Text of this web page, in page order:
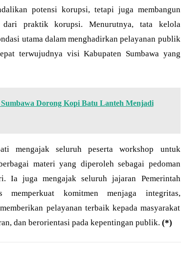
potensi korupsi, tetapi juga membangun
dari praktik korupsi. Menurutnya, tata kelola
utama dalam menghadirkan pelayanan publik
terwujudnya visi Kabupaten Sumbawa yang
Dorong Kopi Batu Lanteh Menjadi
mengajak seluruh peserta workshop untuk
materi yang diperoleh sebagai pedoman
Ia juga mengajak seluruh jajaran Pemerintah
memperkuat komitmen menjaga integritas,
pelayanan terbaik kepada masyarakat
dan berorientasi pada kepentingan publik. (*)